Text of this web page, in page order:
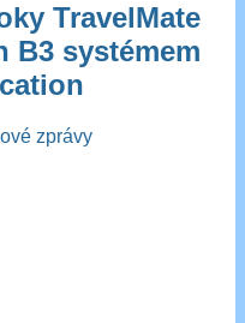
TravelMate
B3 systémem
zprávy